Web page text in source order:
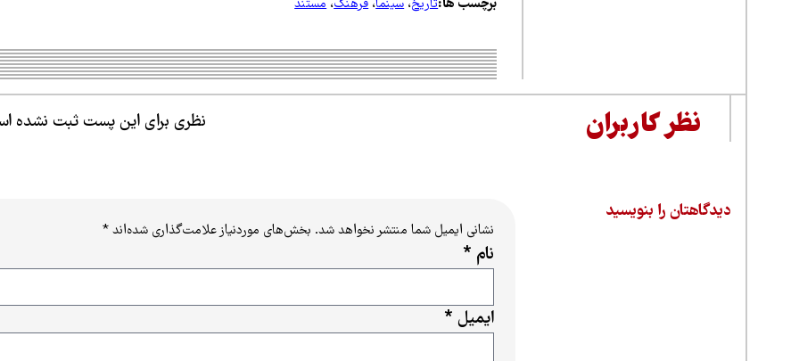
برچسب ها:تاریخ،سینما،فرهنگ،مستند
نظر کاربران نظری برای این پست ثبت نشده
دیدگاهتان را بنویسید
نشانی ایمیل شما منتشر نخواهد شد. بخش‌های موردنیاز علامت‌گذاری شده‌اند*
نام *
ایمیل *